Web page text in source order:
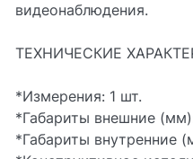
видеонаблюдения.
ТЕХНИЧЕСКИЕ
*Измерения: 1 шт.
*Габариты внешние
*Габариты внутренние